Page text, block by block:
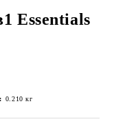
Essentials
0.210 кг